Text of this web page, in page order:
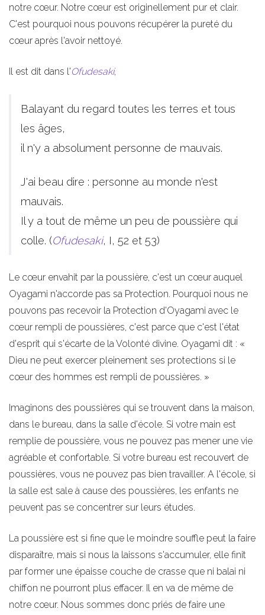
notre cœur. Notre cœur est originellement pur et clair.
C'est pourquoi nous pouvons récupérer la pureté du
cœur après l'avoir nettoyé.
Il est dit dans l'Ofudesaki,
Balayant du regard toutes les terres et tous
les âges,
il n'y a absolument personne de mauvais.
J'ai beau dire : personne au monde n'est
mauvais.
Il y a tout de même un peu de poussière qui
colle. (Ofudesaki, I, 52 et 53)
Le cœur envahit par la poussière, c'est un cœur auquel
Oyagami n'accorde pas sa Protection. Pourquoi nous ne
pouvons pas recevoir la Protection d'Oyagami avec le
cœur rempli de poussières, c'est parce que c'est l'état
d'esprit qui s'écarte de la Volonté divine. Oyagami dit : «
Dieu ne peut exercer pleinement ses protections si le
cœur des hommes est rempli de poussières. »
Imaginons des poussières qui se trouvent dans la maison,
dans le bureau, dans la salle d'école. Si votre main est
remplie de poussière, vous ne pouvez pas mener une vie
agréable et confortable. Si votre bureau est recouvert de
poussières, vous ne pouvez pas bien travailler. A l'école, si
la salle est sale à cause des poussières, les enfants ne
peuvent pas se concentrer sur leurs études.
La poussière est si fine que le moindre souffle peut la faire
disparaître, mais si nous la laissons s'accumuler, elle finit
par former une épaisse couche de crasse que ni balai ni
chiffon ne pourront plus effacer. Il en va de même de
notre cœur. Nous sommes donc priés de faire une